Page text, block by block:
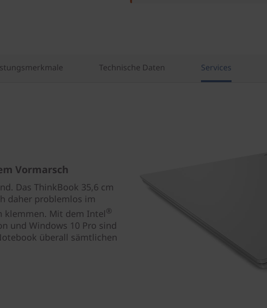
Technische Daten Services
Vormarsch
Das ThinkBook 35,6 cm
daher problemlos im
klemmen. Mit dem Intel®
und Windows 10 Pro sind
überall sämtlichen